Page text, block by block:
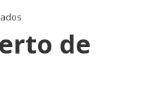
Conserto de